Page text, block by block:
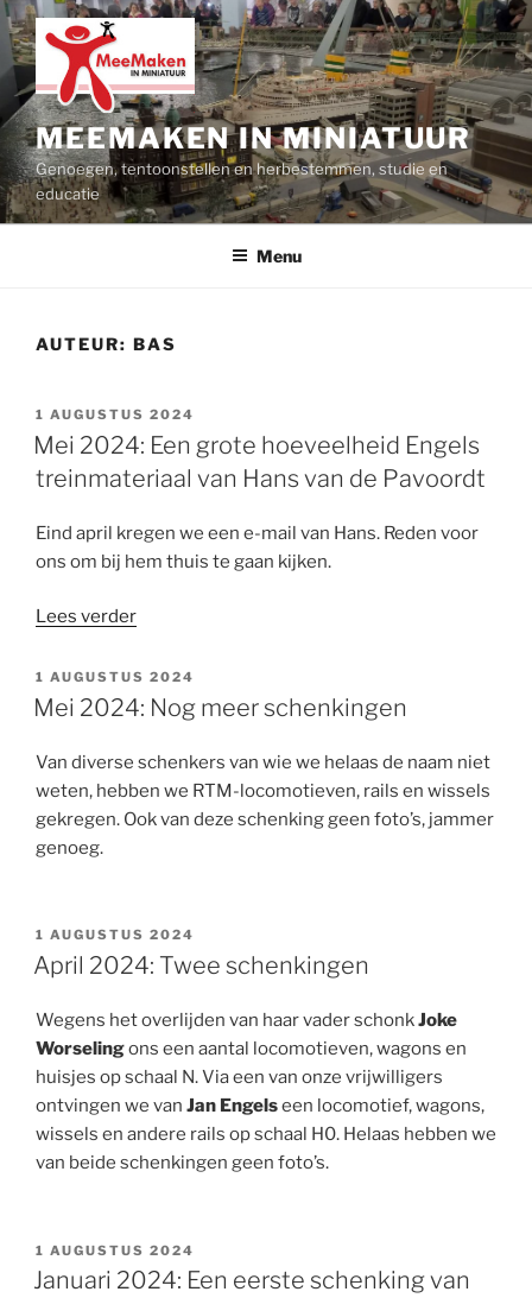
Ga
naar
de
inhoud
MEEMAKEN IN MINIATUUR
Genoegen, tentoonstellen en herbestemmen, studie en
educatie
Menu
AUTEUR: BAS
GEPLAATST
OP
1 AUGUSTUS 2024
Mei 2024: Een grote hoeveelheid Engels
treinmateriaal van Hans van de Pavoordt
Eind april kregen we een e-mail van Hans. Reden voor
ons om bij hem thuis te gaan kijken.
Lees verder“Mei
Een
grote
Engels
treinmateriaal
van
Pavoordt”
GEPLAATST
OP
1 AUGUSTUS 2024
Mei 2024: Nog meer schenkingen
Van diverse schenkers van wie we helaas de naam niet
weten, hebben we RTM-locomotieven, rails en wissels
gekregen. Ook van deze schenking geen foto’s, jammer
genoeg.
GEPLAATST
OP
1 AUGUSTUS 2024
April 2024: Twee schenkingen
Wegens het overlijden van haar vader schonkJoke
Worselingons een aantal locomotieven, wagons en
huisjes op schaal N. Via een van onze vrijwilligers
ontvingen we van Jan Engelseen locomotief, wagons,
wissels en andere rails op schaal H0. Helaas hebben we
van beide schenkingen geen foto’s.
GEPLAATST
OP
1 AUGUSTUS 2024
Januari 2024: Een eerste schenking van